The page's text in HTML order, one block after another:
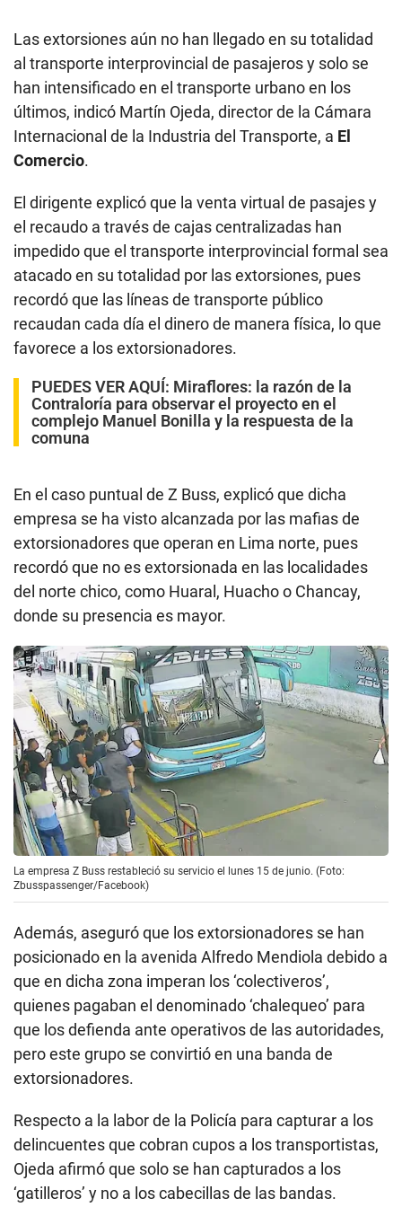
Las extorsiones aún no han llegado en su totalidad
al transporte interprovincial de pasajeros y solo se
han intensificado en el transporte urbano en los
últimos, indicó Martín Ojeda, director de la Cámara
Internacional de la Industria del Transporte, a El
Comercio.
El dirigente explicó que la venta virtual de pasajes y
el recaudo a través de cajas centralizadas han
impedido que el transporte interprovincial formal sea
atacado en su totalidad por las extorsiones, pues
recordó que las líneas de transporte público
recaudan cada día el dinero de manera física, lo que
favorece a los extorsionadores.
PUEDES VER AQUÍ: Miraflores: la razón de la
Contraloría para observar el proyecto en el
complejo Manuel Bonilla y la respuesta de la
comuna
En el caso puntual de Z Buss, explicó que dicha
empresa se ha visto alcanzada por las mafias de
extorsionadores que operan en Lima norte, pues
recordó que no es extorsionada en las localidades
del norte chico, como Huaral, Huacho o Chancay,
donde su presencia es mayor.
La empresa Z Buss restableció su servicio el lunes 15 de junio. (Foto:
Zbusspassenger/Facebook)
Además, aseguró que los extorsionadores se han
posicionado en la avenida Alfredo Mendiola debido a
que en dicha zona imperan los ‘colectiveros’,
quienes pagaban el denominado ‘chalequeo’ para
que los defienda ante operativos de las autoridades,
pero este grupo se convirtió en una banda de
extorsionadores.
Respecto a la labor de la Policía para capturar a los
delincuentes que cobran cupos a los transportistas,
Ojeda afirmó que solo se han capturados a los
‘gatilleros’ y no a los cabecillas de las bandas.